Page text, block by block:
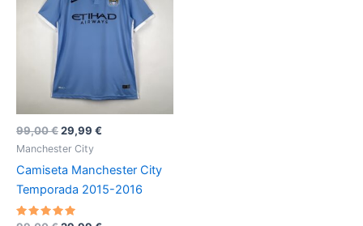
99,00€El
precio
original
era:
99,00 €.
29,99 €
es:
29,99 €.
Manchester City
Camiseta Manchester City
Temporada 2015-2016